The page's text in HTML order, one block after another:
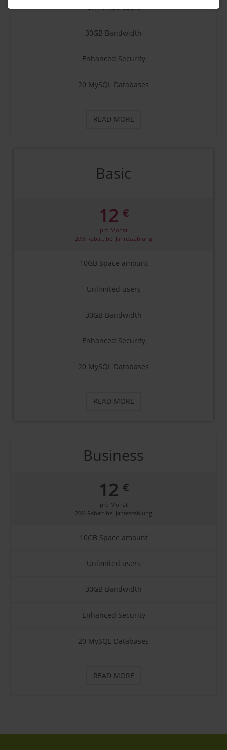
Unlimited users
30GB Bandwidth
Enhanced Security
20 MySQL Databases
READ MORE
Basic
12 €
pro Monat
20% Rabatt bei Jahreszahlung
10GB Space amount
Unlimited users
30GB Bandwidth
Enhanced Security
20 MySQL Databases
READ MORE
Business
12 €
pro Monat
20% Rabatt bei Jahreszahlung
10GB Space amount
Unlimited users
30GB Bandwidth
Enhanced Security
20 MySQL Databases
READ MORE